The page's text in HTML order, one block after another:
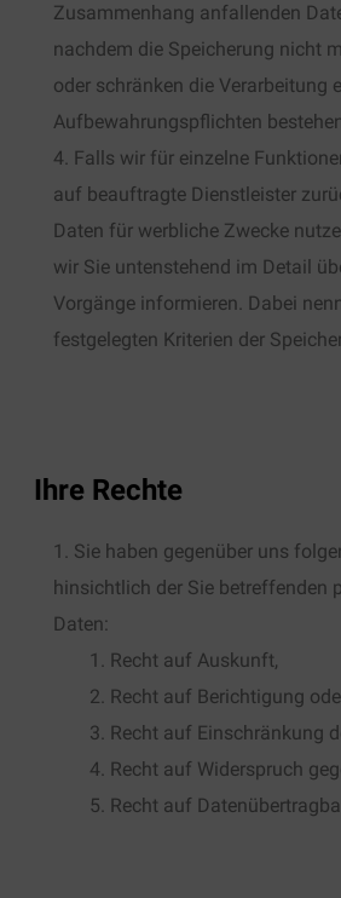
Zusammenhang anfallenden
nachdem die Speicherung nicht
oder schränken die Verarbeitung
Aufbewahrungspflichten
Falls wir für einzelne
auf beauftragte Dienstleister
Daten für werbliche Zwecke
wir Sie untenstehend im Detail
Vorgänge informieren. Dabei
festgelegten Kriterien der
Ihre Rechte
Sie haben gegenüber uns
hinsichtlich der Sie betreffenden
Daten:
Recht auf Auskunft,
Recht auf Berichtigung
Recht auf Einschränkung
Recht auf Widerspruch
Recht auf